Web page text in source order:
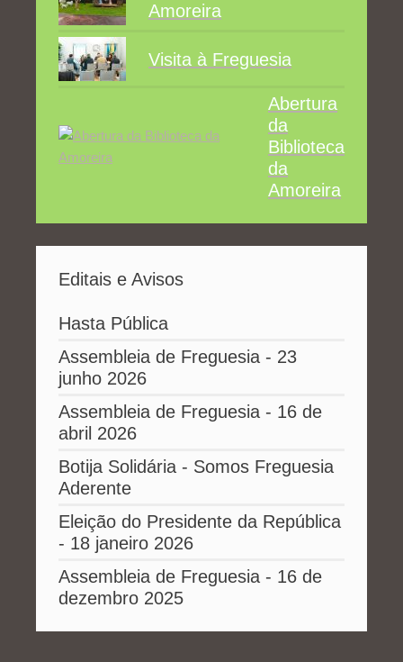
Amoreira
Visita à Freguesia
Abertura
da
Biblioteca
da
Amoreira
Editais e Avisos
Hasta Pública
Assembleia de Freguesia - 23
junho 2026
Assembleia de Freguesia - 16 de
abril 2026
Botija Solidária - Somos Freguesia
Aderente
Eleição do Presidente da República
- 18 janeiro 2026
Assembleia de Freguesia - 16 de
dezembro 2025